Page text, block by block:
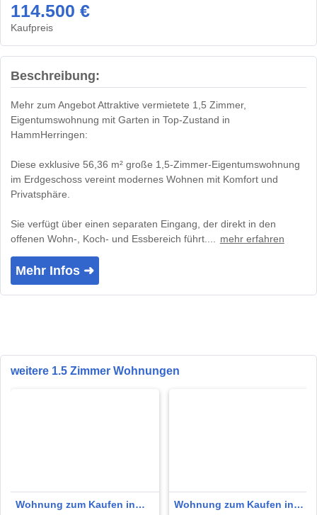
114.500 €
Kaufpreis
Beschreibung:
Mehr zum Angebot Attraktive vermietete 1,5 Zimmer,
Eigentumswohnung mit Garten in Top-Zustand in
HammHerringen:
Diese exklusive 56,36 m² große 1,5-Zimmer-Eigentumswohnung
im Erdgeschoss vereint modernes Wohnen mit Komfort und
Privatsphäre.
Sie verfügt über einen separaten Eingang, der direkt in den
offenen Wohn-, Koch- und Essbereich führt....
mehr erfahren
Mehr Infos ➜
weitere 1.5 Zimmer Wohnungen
Wohnung zum Kaufen in
Wohnung zum Kaufen in